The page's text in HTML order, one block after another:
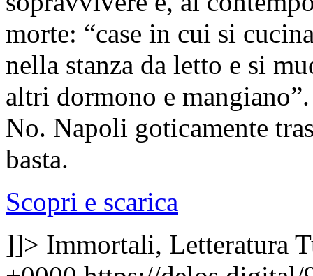
morte: “case in cui si
nella stanza da letto e si
altri dormono e
No. Napoli goticamente
basta.
Scopri e scarica
]]> Immortali, Letteratura